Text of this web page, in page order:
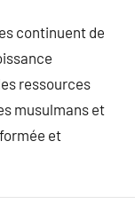
continuent de
ressources
musulmans et
et